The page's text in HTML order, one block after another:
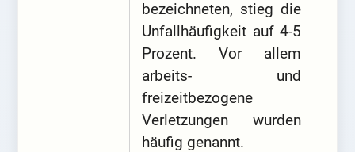
bezeichneten, stieg die
Unfallhäufigkeit auf 4-5
Prozent. Vor allem
arbeits- und
freizeitbezogene
Verletzungen wurden
häufig genannt.